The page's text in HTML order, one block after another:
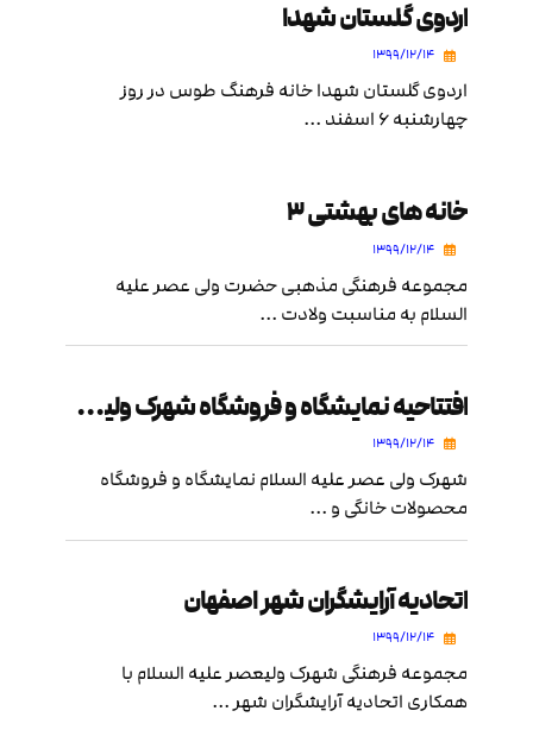
اردوی گلستان شهدا
۱۳۹۹/۱۲/۱۴
اردوی گلستان شهدا خانه فرهنگ طوس در روز
چهارشنبه ۶ اسفند ...
خانه های بهشتی ۳
۱۳۹۹/۱۲/۱۴
مجموعه فرهنگی مذهبی حضرت ولی عصر علیه
السلام به مناسبت ولادت ...
افتتاحیه نمایشگاه و فروشگاه شهرک ولیعصر
۱۳۹۹/۱۲/۱۴
شهرک ولی عصر علیه السلام نمایشگاه و فروشگاه
محصولات خانگی و ...
اتحادیه آرایشگران شهر اصفهان
۱۳۹۹/۱۲/۱۴
مجموعه فرهنگی شهرک ولیعصر علیه السلام با
همکاری اتحادیه آرایشگران شهر ...